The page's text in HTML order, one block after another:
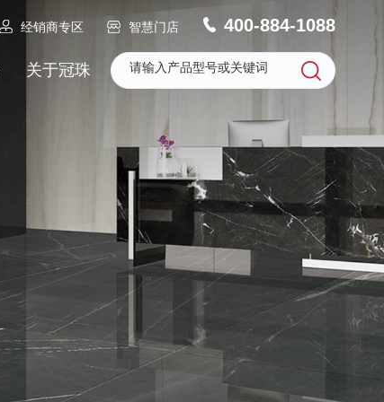
经销商专区 智慧门店 400-884-1088
关于冠珠